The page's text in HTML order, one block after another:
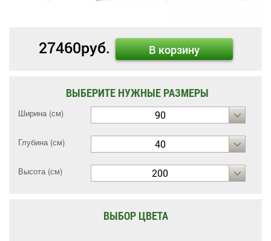
27460руб. В корзину
ВЫБЕРИТЕ НУЖНЫЕ РАЗМЕРЫ
Ширина (см) 90
Глубина (см) 40
Высота (см) 200
ВЫБОР ЦВЕТА